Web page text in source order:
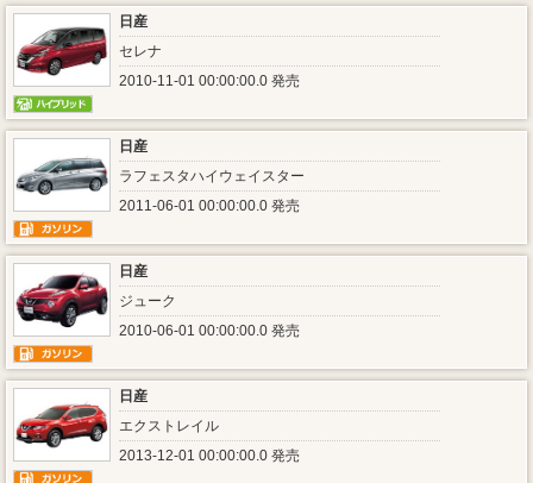
日産
セレナ
2010-11-01 00:00:00.0 発売
日産
ラフェスタハイウェイスター
2011-06-01 00:00:00.0 発売
日産
ジューク
2010-06-01 00:00:00.0 発売
日産
エクストレイル
2013-12-01 00:00:00.0 発売